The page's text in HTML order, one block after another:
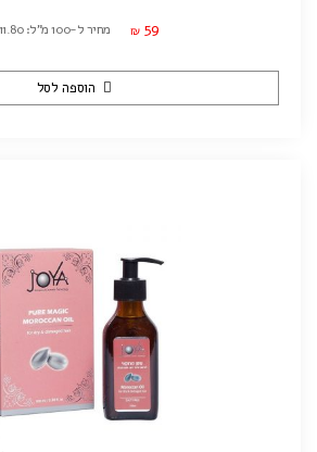
₪ 59 מחיר ל-100 מ"ל: ₪11.80
הוספה לסל